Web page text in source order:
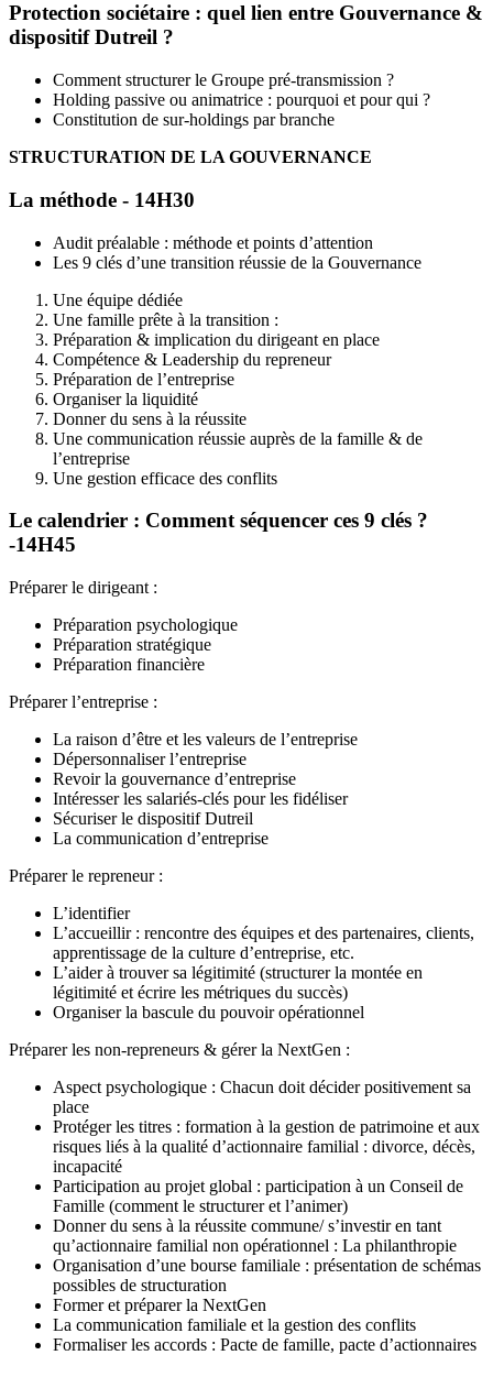
Protection sociétaire : quel lien entre Gouvernance &
dispositif Dutreil ?
Comment structurer le Groupe pré-transmission ?
Holding passive ou animatrice : pourquoi et pour qui ?
Constitution de sur-holdings par branche
STRUCTURATION DE LA GOUVERNANCE
La méthode - 14H30
Audit préalable : méthode et points d’attention
Les 9 clés d’une transition réussie de la Gouvernance
Une équipe dédiée
Une famille prête à la transition :
Préparation & implication du dirigeant en place
Compétence & Leadership du repreneur
Préparation de l’entreprise
Organiser la liquidité
Donner du sens à la réussite
Une communication réussie auprès de la famille & de
l’entreprise
Une gestion efficace des conflits
Le calendrier : Comment séquencer ces 9 clés ?
-14H45
Préparer le dirigeant :
Préparation psychologique
Préparation stratégique
Préparation financière
Préparer l’entreprise :
La raison d’être et les valeurs de l’entreprise
Dépersonnaliser l’entreprise
Revoir la gouvernance d’entreprise
Intéresser les salariés-clés pour les fidéliser
Sécuriser le dispositif Dutreil
La communication d’entreprise
Préparer le repreneur :
L’identifier
L’accueillir : rencontre des équipes et des partenaires, clients,
apprentissage de la culture d’entreprise, etc.
L’aider à trouver sa légitimité (structurer la montée en
légitimité et écrire les métriques du succès)
Organiser la bascule du pouvoir opérationnel
Préparer les non-repreneurs & gérer la NextGen :
Aspect psychologique : Chacun doit décider positivement sa
place
Protéger les titres : formation à la gestion de patrimoine et aux
risques liés à la qualité d’actionnaire familial : divorce, décès,
incapacité
Participation au projet global : participation à un Conseil de
Famille (comment le structurer et l’animer)
Donner du sens à la réussite commune/ s’investir en tant
qu’actionnaire familial non opérationnel : La philanthropie
Organisation d’une bourse familiale : présentation de schémas
possibles de structuration
Former et préparer la NextGen
La communication familiale et la gestion des conflits
Formaliser les accords : Pacte de famille, pacte d’actionnaires